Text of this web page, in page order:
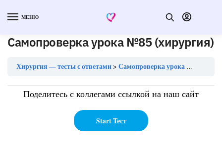
МЕНЮ
Самопроверка урока №85 (хирургия)
Хирургия — тесты с ответами Самопроверка урока №85 (хирургия)
Поделитесь с коллегами ссылкой на наш сайт